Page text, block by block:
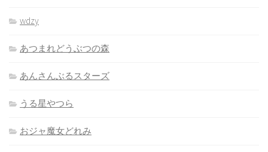
wdzy
あつまれどうぶつの森
あんさんぶるスターズ
うる星やつら
おジャ魔女どれみ